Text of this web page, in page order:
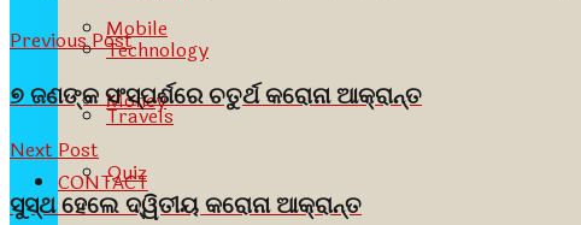
Technology
Travels
CONTACT
Mobile
Money
Quiz
Previous Post
୭ ଜଣଙ୍କ ସଂସ୍ପର୍ଶରେ ଚତୁର୍ଥ କରୋନା ଆକ୍ରାନ୍ତ
Next Post
ସୁସ୍ଥ ହେଲେ ଦ୍ୱିତୀୟ କରୋନା ଆକ୍ରାନ୍ତ